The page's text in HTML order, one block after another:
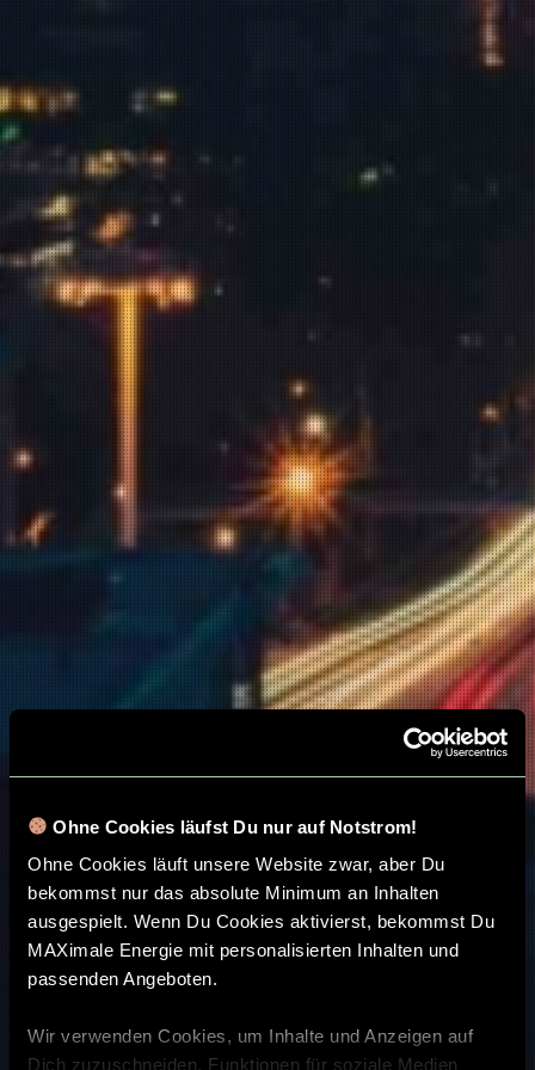
Ohne Cookies läufst Du nur auf Notstrom!
Ohne Cookies läuft unsere Website zwar, aber Du
bekommst nur das absolute Minimum an Inhalten
ausgespielt. Wenn Du Cookies aktivierst, bekommst Du
MAXimale Energie mit personalisierten Inhalten und
passenden Angeboten.
Wir verwenden Cookies, um Inhalte und Anzeigen auf
Dich zuzuschneiden, Funktionen für soziale Medien